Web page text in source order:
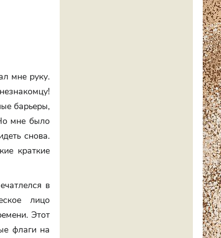
мне руку.
барьеры,
мне было
снова.
краткие
в
лицо
Этот
флаги на